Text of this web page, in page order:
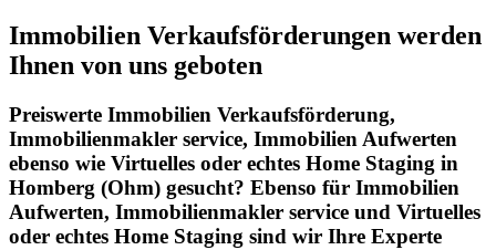
Immobilien Verkaufsförderungen werden
Ihnen von uns geboten
Preiswerte Immobilien Verkaufsförderung,
Immobilienmakler service, Immobilien Aufwerten
ebenso wie Virtuelles oder echtes Home Staging in
Homberg (Ohm) gesucht? Ebenso für Immobilien
Aufwerten, Immobilienmakler service und Virtuelles
oder echtes Home Staging sind wir Ihre Experte